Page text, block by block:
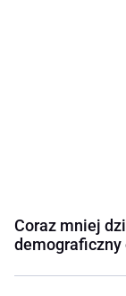
Coraz mniej
demograficzny